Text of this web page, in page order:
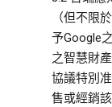
（但不限
予Google
之智慧財
協議特別
售或經銷